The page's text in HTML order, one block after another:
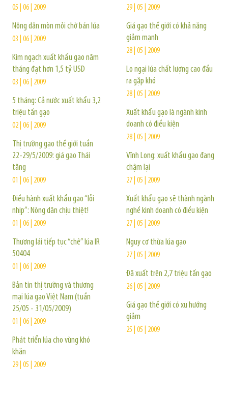
05 | 06 | 2009
Nông dân mòn mỏi chờ bán lúa
03 | 06 | 2009
Kim ngạch xuất khẩu gạo năm
tháng đạt hơn 1,5 tỷ USD
03 | 06 | 2009
5 tháng: Cả nước xuất khẩu 3,2
triệu tấn gạo
02 | 06 | 2009
Thị trường gạo thế giới tuần
22-29/5/2009: giá gạo Thái
tăng
01 | 06 | 2009
Điều hành xuất khẩu gạo “lỗi
nhịp”: Nông dân chịu thiệt!
01 | 06 | 2009
Thương lái tiếp tục “chê” lúa IR
50404
01 | 06 | 2009
Bản tin thị trường và thương
mại lúa gạo Việt Nam (tuần
25/05 - 31/05/2009)
01 | 06 | 2009
Phát triển lúa cho vùng khó
khăn
29 | 05 | 2009
29 | 05 | 2009
Giá gạo thế giới có khả năng
giảm mạnh
28 | 05 | 2009
Lo ngại lúa chất lượng cao đầu
ra gặp khó
28 | 05 | 2009
Xuất khẩu gạo là ngành kinh
doanh có điều kiện
28 | 05 | 2009
Vĩnh Long: xuất khẩu gạo đang
chậm lại
27 | 05 | 2009
Xuất khẩu gạo sẽ thành ngành
nghề kinh doanh có điều kiện
27 | 05 | 2009
Nguy cơ thừa lúa gạo
27 | 05 | 2009
Đã xuất trên 2,7 triệu tấn gạo
26 | 05 | 2009
Giá gạo thế giới có xu hướng
giảm
25 | 05 | 2009